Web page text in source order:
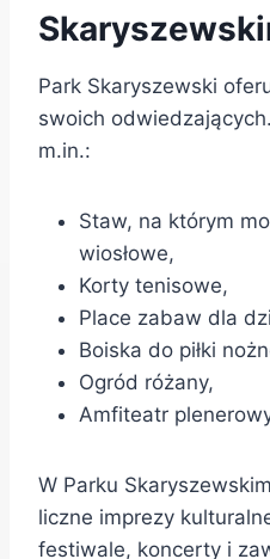
Park Skaryszewski
swoich
m.in.:
Staw, na którym
wiosłowe,
Korty tenisowe,
Place zabaw dla
Boiska do piłki
Ogród różany,
Amfiteatr
W Parku
liczne imprezy
festiwale, koncerty i